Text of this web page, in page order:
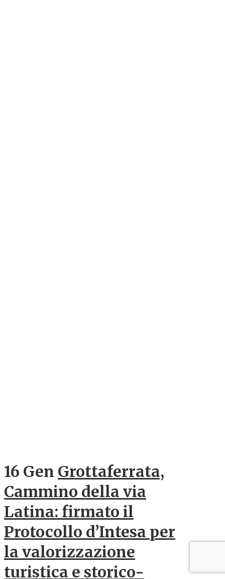
16 Gen Grottaferrata,
Cammino della via
Latina: firmato il
Protocollo d’Intesa per
la valorizzazione
turistica e storico-